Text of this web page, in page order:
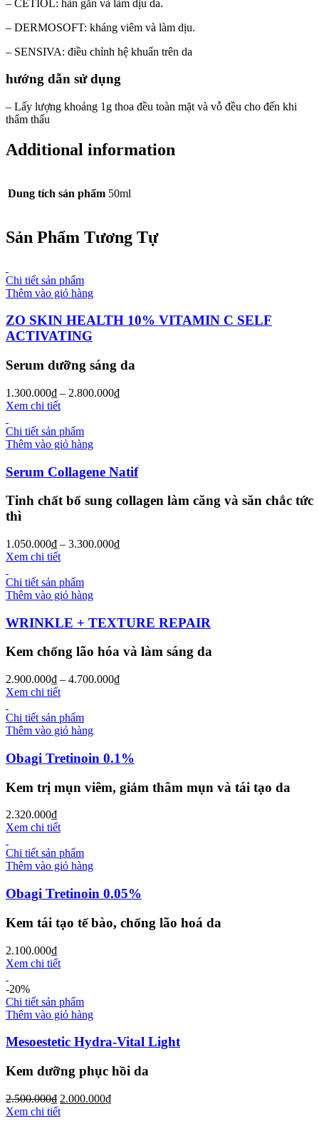
– CETIOL: hàn gắn và làm dịu da.
– DERMOSOFT: kháng viêm và làm dịu.
– SENSIVA: điều chỉnh hệ khuẩn trên da
hướng dẫn sử dụng
– Lấy lượng khoảng 1g thoa đều toàn mặt và vỗ đều cho đến khi
thẩm thấu
Additional information
Dung tích sản phẩm 50ml
Sản Phẩm Tương Tự
Chi tiết sản phẩm
Thêm vào giỏ hàng
ZO SKIN HEALTH 10% VITAMIN C SELF
ACTIVATING
Serum dưỡng sáng da
1.300.000₫ – 2.800.000₫
Xem chi tiết
Chi tiết sản phẩm
Thêm vào giỏ hàng
Serum Collagene Natif
Tinh chất bổ sung collagen làm căng và săn chắc tức
thì
1.050.000₫ – 3.300.000₫
Xem chi tiết
Chi tiết sản phẩm
Thêm vào giỏ hàng
WRINKLE + TEXTURE REPAIR
Kem chống lão hóa và làm sáng da
2.900.000₫ – 4.700.000₫
Xem chi tiết
Chi tiết sản phẩm
Thêm vào giỏ hàng
Obagi Tretinoin 0.1%
Kem trị mụn viêm, giảm thâm mụn và tái tạo da
2.320.000₫
Xem chi tiết
Chi tiết sản phẩm
Thêm vào giỏ hàng
Obagi Tretinoin 0.05%
Kem tái tạo tế bào, chống lão hoá da
2.100.000₫
Xem chi tiết
-20%
Chi tiết sản phẩm
Thêm vào giỏ hàng
Mesoestetic Hydra-Vital Light
Kem dưỡng phục hồi da
2.500.000₫ 2.000.000₫
Xem chi tiết